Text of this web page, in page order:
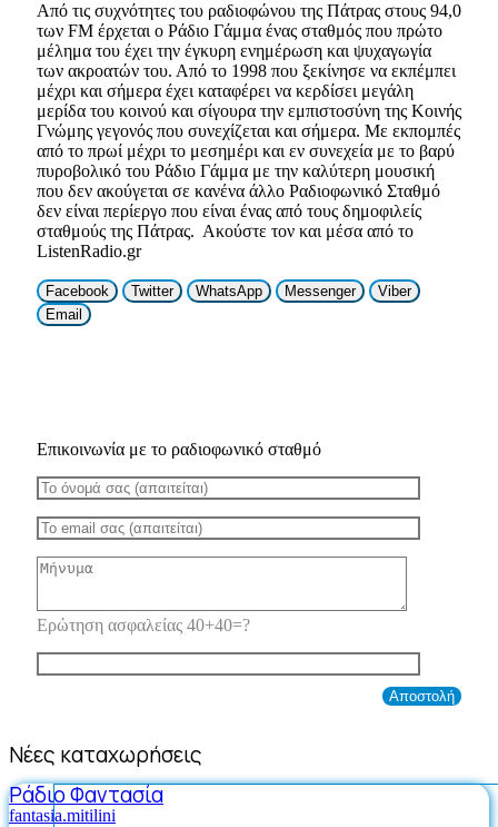
Από τις συχνότητες του ραδιοφώνου της Πάτρας στους 94,0
των FM έρχεται ο Ράδιο Γάμμα ένας σταθμός που πρώτο
μέλημα του έχει την έγκυρη ενημέρωση και ψυχαγωγία
των ακροατών του. Από το 1998 που ξεκίνησε να εκπέμπει
μέχρι και σήμερα έχει καταφέρει να κερδίσει μεγάλη
μερίδα του κοινού και σίγουρα την εμπιστοσύνη της Κοινής
Γνώμης γεγονός που συνεχίζεται και σήμερα. Με εκπομπές
από το πρωί μέχρι το μεσημέρι και εν συνεχεία με το βαρύ
πυροβολικό του Ράδιο Γάμμα με την καλύτερη μουσική
που δεν ακούγεται σε κανένα άλλο Ραδιοφωνικό Σταθμό
δεν είναι περίεργο που είναι ένας από τους δημοφιλείς
σταθμούς της Πάτρας. Ακούστε τον και μέσα από το
ListenRadio.gr
Facebook Twitter WhatsApp Messenger
Viber
Email
Επικοινωνία με το ραδιοφωνικό σταθμό
Ερώτηση ασφαλείας 40+40=?
Νέες καταχωρήσεις
Ράδιο Φαντασία
fantasia.mitilini